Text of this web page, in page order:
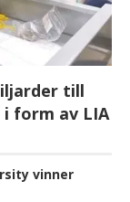
till
form av LIA
vinner